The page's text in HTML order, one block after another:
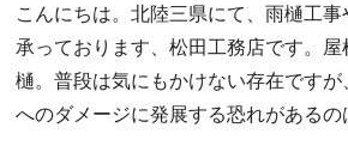
こんにちは。北陸三県にて、雨樋工
承っております、松田工務店です。
樋。普段は気にもかけない存在です
へのダメージに発展する恐れがあるの